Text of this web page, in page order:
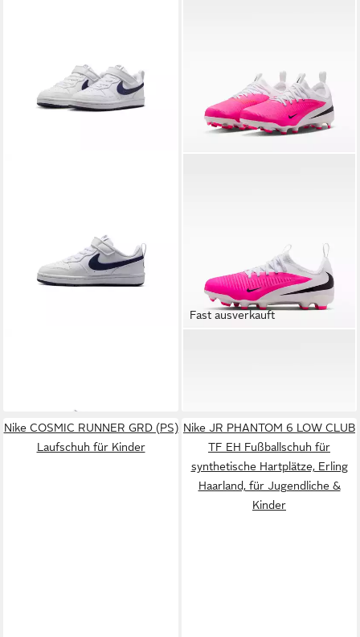
Spuren des Air Force 1
Fast ausverkauft
Nike COSMIC RUNNER GRD (PS)
Laufschuh für Kinder
Nike JR PHANTOM 6 LOW CLUB
TF EH Fußballschuh für
synthetische Hartplätze, Erling
Haarland, für Jugendliche &
Kinder